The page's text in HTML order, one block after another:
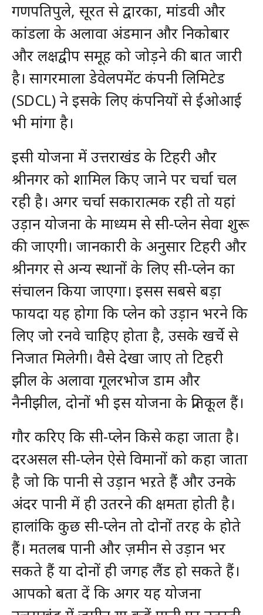
गणपतिपुले, सूरत से द्वारका, मांडवी और
कांडला के अलावा अंडमान और निकोबार
और लक्षद्वीप समूह को जोड़ने की बात जारी
है। सागरमाला डेवेलपमेंट कंपनी लिमिटेड
(SDCL) ने इसके लिए कंपनियों से ईओआई
भी मांगा है।
इसी योजना में उत्तराखंड के टिहरी और
श्रीनगर को शामिल किए जाने पर चर्चा चल
रही है। अगर चर्चा सकारात्मक रही तो यहां
उड़ान योजना के माध्यम से सी-प्लेन सेवा शुरू
की जाएगी। जानकारी के अनुसार टिहरी और
श्रीनगर से अन्य स्थानों के लिए सी-प्लेन का
संचालन किया जाएगा। इसस सबसे बड़ा
फायदा यह होगा कि प्लेन को उड़ान भरने कि
लिए जो रनवे चाहिए होता है, उसके खर्चे से
निजात मिलेगी। वैसे देखा जाए तो टिहरी
झील के अलावा गूलरभोज डाम और
नैनीझील, दोनों भी इस योजना के प्रतिकूल हैं।
गौर करिए कि सी-प्लेन किसे कहा जाता है।
दरअसल सी-प्लेन ऐसे विमानों को कहा जाता
है जो कि पानी से उड़ान भऱते हैं और उनके
अंदर पानी में ही उतरने की क्षमता होती है।
हालांकि कुछ सी-प्लेन तो दोनों तरह के होते
हैं। मतलब पानी और ज़मीन से उड़ान भर
सकते हैं या दोनों ही जगह लैंड हो सकते हैं।
आपको बता दें कि अगर यह योजना